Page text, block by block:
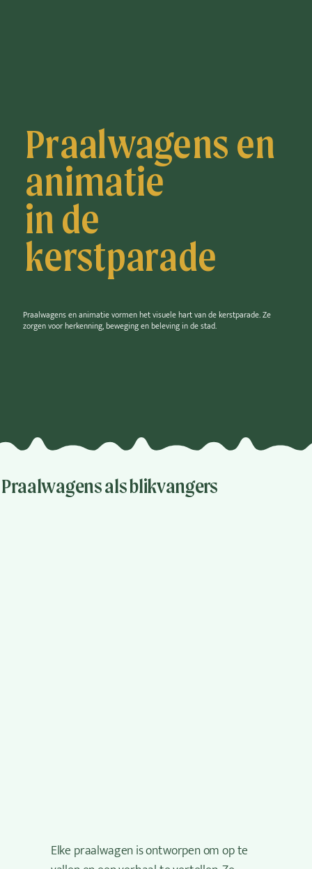
Praalwagens en
animatie
in de
kerstparade
Praalwagens en animatie vormen het visuele hart van de kerstparade. Ze
zorgen voor herkenning, beweging en beleving in de stad.
Praalwagens als blikvangers
Elke praalwagen is ontworpen om op te